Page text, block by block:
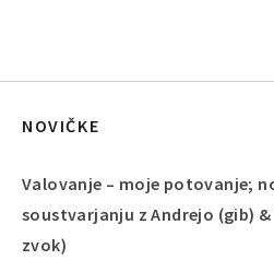
NOVIČKE
Valovanje – moje potovanje;
soustvarjanju z Andrejo (gib)
zvok)